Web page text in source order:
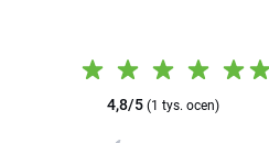
4,8/5 (1 tys. ocen)